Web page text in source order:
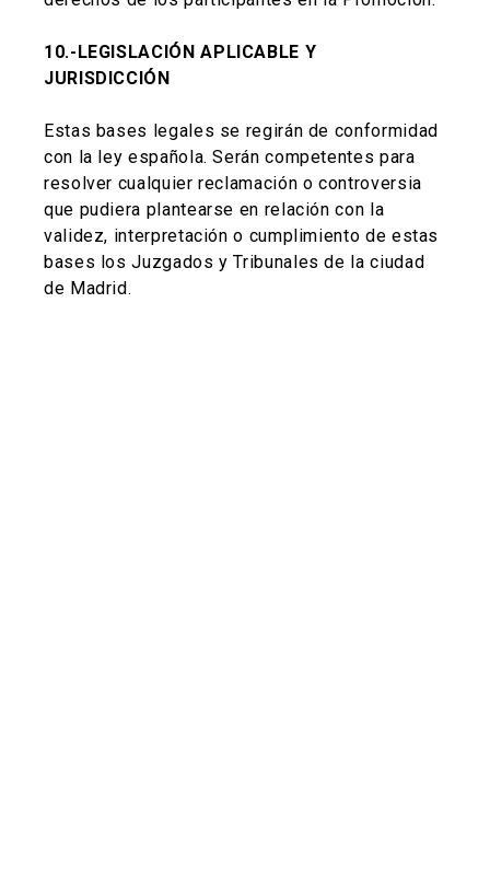
10.-LEGISLACIÓN APLICABLE Y
JURISDICCIÓN
Estas bases legales se regirán de conformidad
con la ley española. Serán competentes para
resolver cualquier reclamación o controversia
que pudiera plantearse en relación con la
validez, interpretación o cumplimiento de estas
bases los Juzgados y Tribunales de la ciudad
de Madrid.